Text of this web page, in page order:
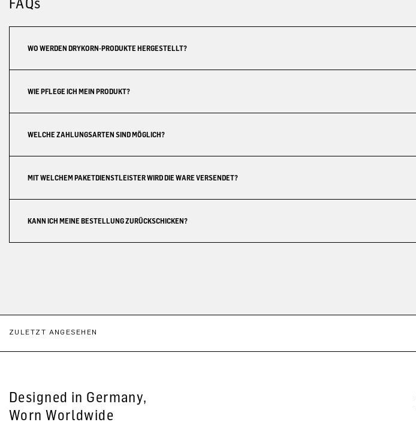
FAQs
WO WERDEN DRYKORN-PRODUKTE HERGESTELLT?
WIE PFLEGE ICH MEIN PRODUKT?
WELCHE ZAHLUNGSARTEN SIND MÖGLICH?
MIT WELCHEM PAKETDIENSTLEISTER WIRD DIE WARE VERSENDET?
KANN ICH MEINE BESTELLUNG ZURÜCKSCHICKEN?
ZULETZT ANGESEHEN
Designed in Germany,
Worn Worldwide